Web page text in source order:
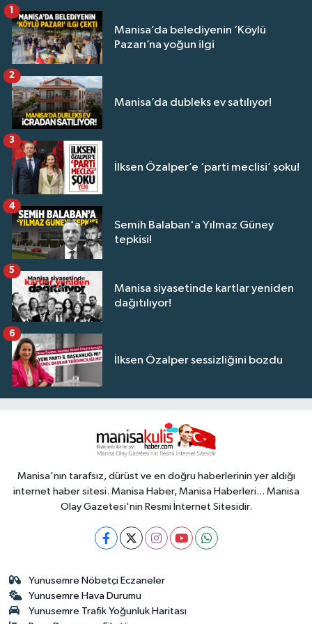
Manisa’da belediyenin ‘Köylü
Pazarı’na yoğun ilgi
Manisa’da dubleks ev satılıyor!
2
İlksen Özalper’e ‘parti meclisi’ şoku!
3
Semih Balaban'a Yılmaz Güney
tepkisi!
4
Manisa siyasetinde kartlar yeniden
dağıtılıyor!
5
İlksen Özalper sessizliğini bozdu
6
Manisa'nın tarafsız, dürüst ve en doğru haberlerinin yer aldığı
internet haber sitesi. Manisa Haber, Manisa Haberleri... Manisa
Olay Gazetesi'nin Resmi İnternet Sitesidir.
Yunusemre Nöbetçi Eczaneler
Yunusemre Hava Durumu
Yunusemre Trafik Yoğunluk Haritası